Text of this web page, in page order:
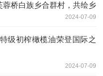
蓉桥白族乡合群村，共绘乡
2024-07-09
级初榨橄榄油荣登国际之
2024-07-09